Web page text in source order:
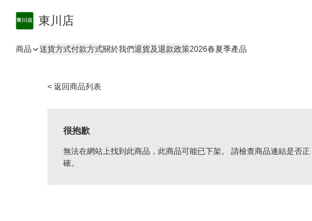
東川店
商品 送貨方式付款方式關於我們退貨及退款政策2026春夏季產品
< 返回商品列表
很抱歉
無法在網站上找到此商品，此商品可能已下架。 請檢查商品連結是否正
確。